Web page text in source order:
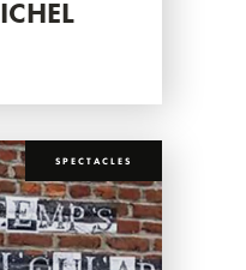
SPECTACLES